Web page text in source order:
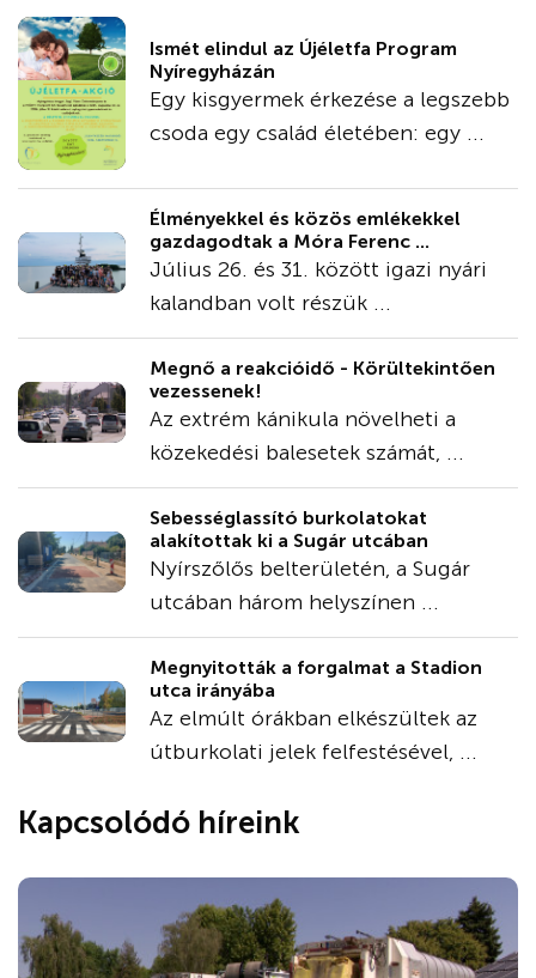
Ismét elindul az Újéletfa Program
Nyíregyházán
Egy kisgyermek érkezése a legszebb
csoda egy család életében: egy ...
Élményekkel és közös emlékekkel
gazdagodtak a Móra Ferenc ...
Július 26. és 31. között igazi nyári
kalandban volt részük ...
Megnő a reakcióidő - Körültekintően
vezessenek!
Az extrém kánikula növelheti a
közekedési balesetek számát, ...
Sebességlassító burkolatokat
alakítottak ki a Sugár utcában
Nyírszőlős belterületén, a Sugár
utcában három helyszínen ...
Megnyitották a forgalmat a Stadion
utca irányába
Az elmúlt órákban elkészültek az
útburkolati jelek felfestésével, ...
Kapcsolódó híreink